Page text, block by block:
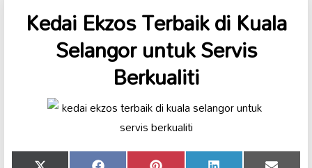
Kedai Ekzos Terbaik di Kuala
Selangor untuk Servis
Berkualiti